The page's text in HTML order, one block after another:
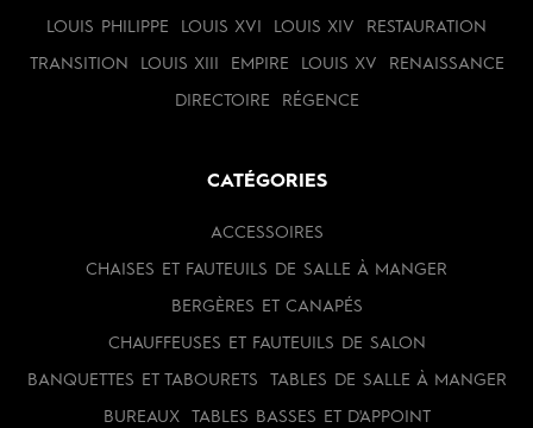
LOUIS PHILIPPE LOUIS XVI LOUIS XIV RESTAURATION
TRANSITION LOUIS XIII EMPIRE LOUIS XV RENAISSANCE
DIRECTOIRE RÉGENCE
CATÉGORIES
ACCESSOIRES
CHAISES ET FAUTEUILS DE SALLE À MANGER
BERGÈRES ET CANAPÉS
CHAUFFEUSES ET FAUTEUILS DE SALON
BANQUETTES ET TABOURETS TABLES DE SALLE À MANGER
BUREAUX TABLES BASSES ET D'APPOINT